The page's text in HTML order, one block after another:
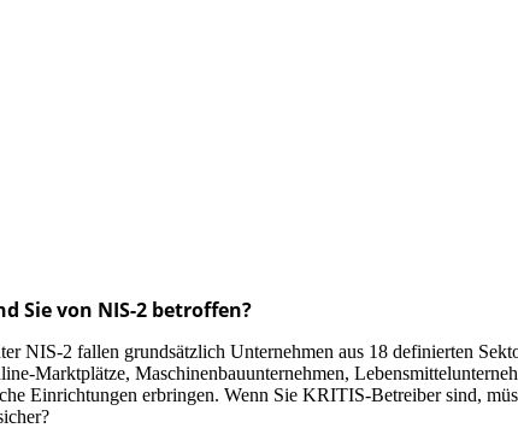
Sie von NIS-2 betroffen?
NIS-2 fallen grundsätzlich Unternehmen aus 18 definierten
Marktplätze, Maschinenbauunternehmen,
Einrichtungen erbringen.Wenn Sie KRITIS-Betreiber sind,